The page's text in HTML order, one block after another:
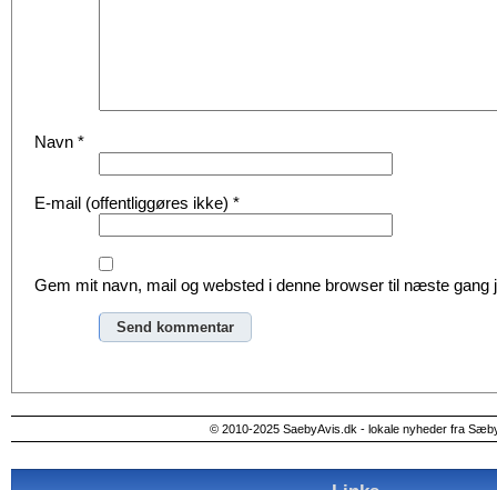
Navn *
E-mail (offentliggøres ikke) *
Gem mit navn, mail og websted i denne browser til næste gang
© 2010-2025 SaebyAvis.dk - lokale nyheder fra